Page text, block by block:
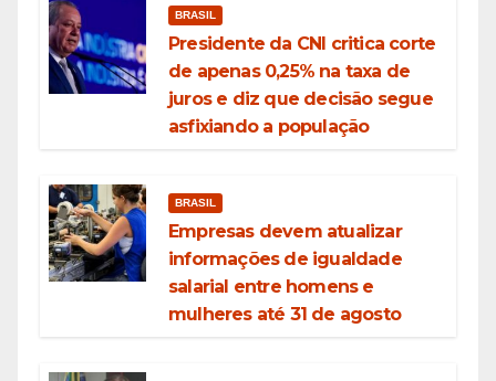
BRASIL
Presidente da CNI critica corte
de apenas 0,25% na taxa de
juros e diz que decisão segue
asfixiando a população
BRASIL
Empresas devem atualizar
informações de igualdade
salarial entre homens e
mulheres até 31 de agosto